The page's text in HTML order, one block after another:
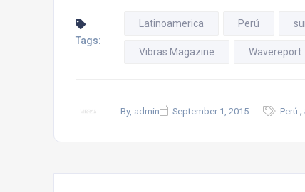
Tags:
Latinoamerica Perú
Vibras Magazine Wavereport
By, admin September 1, 2015 Perú ,